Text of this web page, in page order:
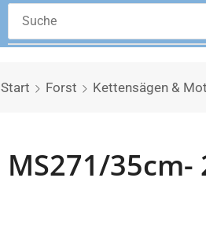
Start Forst Kettensägen &
MS271/